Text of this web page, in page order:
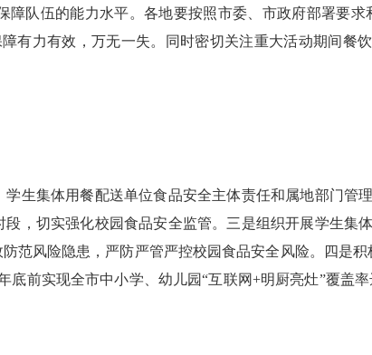
队伍的能力水平。各地要按照市委、市政府部署要求
有力有效，万无一失。同时密切关注重大活动期间餐
集体用餐配送单位食品安全主体责任和属地部门管
，切实强化校园食品安全监管。三是组织开展学生集
范风险隐患，严防严管严控校园食品安全风险。四是积
前实现全市中小学、幼儿园“互联网+明厨亮灶”覆盖率